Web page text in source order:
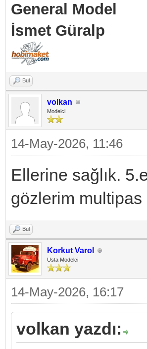
General Model
İsmet Güralp
Bul
volkan
Modelci
14-May-2026, 11:46
Ellerine sağlık.
gözlerim multipas
Bul
Korkut Varol
Usta Modelci
14-May-2026, 16:17
volkan yazdı: